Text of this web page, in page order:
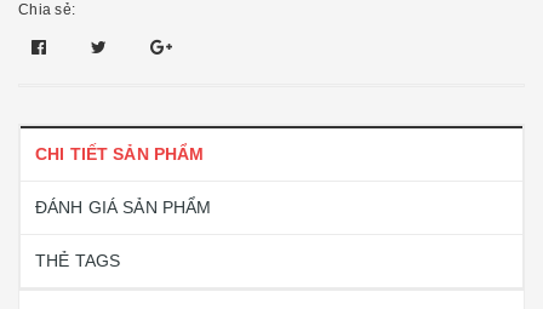
Chia sẻ:
CHI TIẾT SẢN PHẨM
ĐÁNH GIÁ SẢN PHẨM
THẺ TAGS